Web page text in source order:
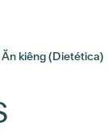
Ăn kiêng (Dietética)